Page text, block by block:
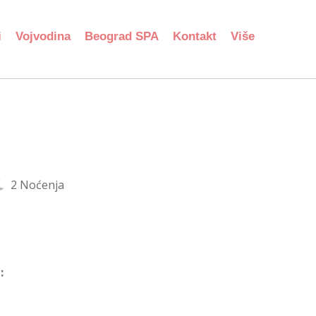
Vojvodina Beograd SPA Kontakt Više
2 Noćenja